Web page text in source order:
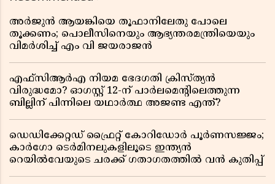
അർജുൻ ആയങ്കിയെ തൂഫാനിലേതു പോലെ
തൂക്കണം; പൊലീസിനെയും ആഭ്യന്തരമന്ത്രിയെയും
വിമർശിച്ച് എം വി ജയരാജൻ
എഫ്സിആർഎ നിയമ ഭേദഗതി ക്രിസ്ത്യൻ
വിരുദ്ധമോ? ഓഗസ്റ്റ് 12-ന് പാർലമെന്റിലെത്തുന്ന
ബില്ലിന് പിന്നിലെ യഥാർത്ഥ അജണ്ട എന്ത്?
ഡെഡിക്കേറ്റഡ് ഫ്രൈറ്റ് കോറിഡോർ പൂർണസജ്ജം;
കാർഗോ ടെർമിനലുകളിലൂടെ ഇന്ത്യൻ
റെയിൽവേയുടെ ചരക്ക് ഗതാഗതത്തിൽ വൻ കുതിപ്പ്